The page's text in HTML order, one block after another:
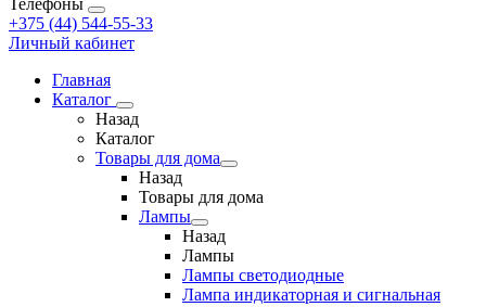
Телефоны
+375 (44) 544-55-33
Личный кабинет
Главная
Каталог
Назад
Каталог
Товары для дома
Назад
Товары для дома
Лампы
Назад
Лампы
Лампы светодиодные
Лампа индикаторная и сигнальная